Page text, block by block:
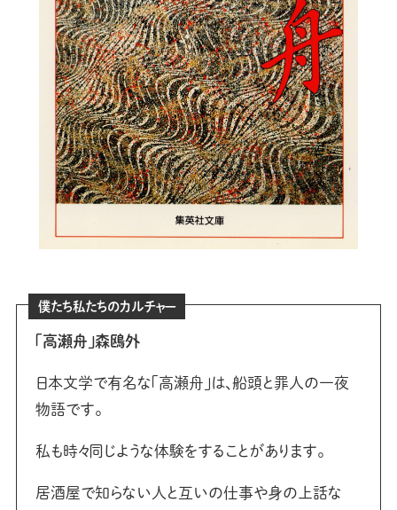
僕たち私たちのカルチャー
高瀬舟 」森鴎外
日本文学で有名な「高瀬舟」は、船頭と罪人の一夜
物語です。
私も時々同じような体験をすることがあります。
居酒屋で知らない人と互いの仕事や身の上話な